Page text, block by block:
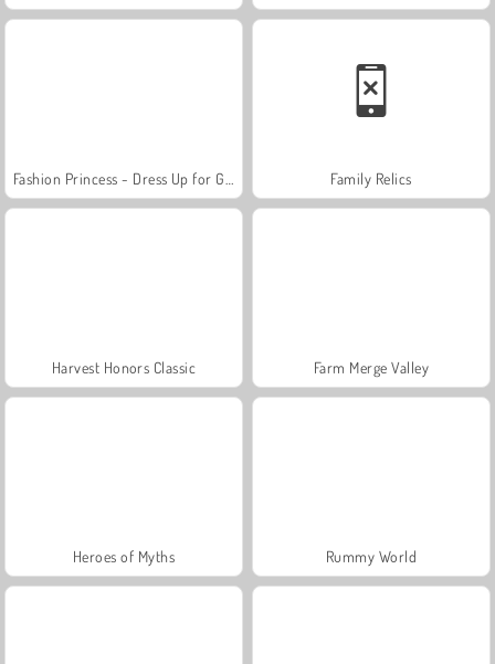
Family Relics
Harvest Honors Classic Farm Merge Valley
Heroes of Myths Rummy World